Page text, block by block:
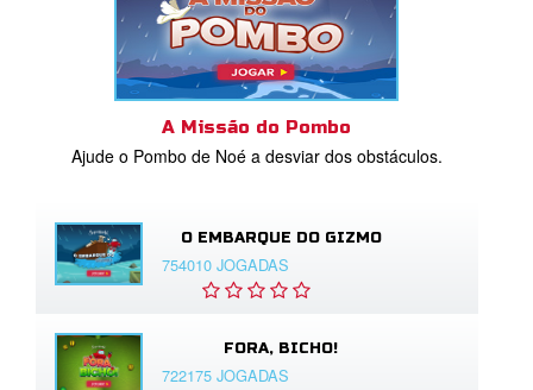
A Missão do Pombo
Ajude o Pombo de Noé a desviar dos obstáculos.
O EMBARQUE DO GIZMO
754010 JOGADAS
FORA, BICHO!
722175 JOGADAS